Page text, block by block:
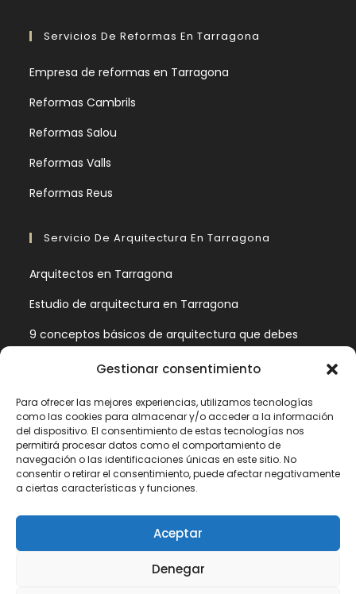
Gestionar consentimiento
Para ofrecer las mejores experiencias, utilizamos tecnologías
como las cookies para almacenar y/o acceder a la información
del dispositivo. El consentimiento de estas tecnologías nos
permitirá procesar datos como el comportamiento de
navegación o las identificaciones únicas en este sitio. No
consentir o retirar el consentimiento, puede afectar negativamente
a ciertas características y funciones.
Aceptar
Denegar
Servicios De Reformas En Tarragona
Empresa de reformas en Tarragona
Reformas Cambrils
Reformas Salou
Reformas Valls
Reformas Reus
Servicio De Arquitectura En Tarragona
Arquitectos en Tarragona
Estudio de arquitectura en Tarragona
9 conceptos básicos de arquitectura que debes
Información Legal
Política de privacidad
Aviso legal
Política de cookies (UE)
Contacto